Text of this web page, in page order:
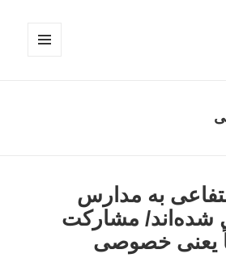
به مدارس
شده‌اند/ مشارکت
یعنی خصوصی